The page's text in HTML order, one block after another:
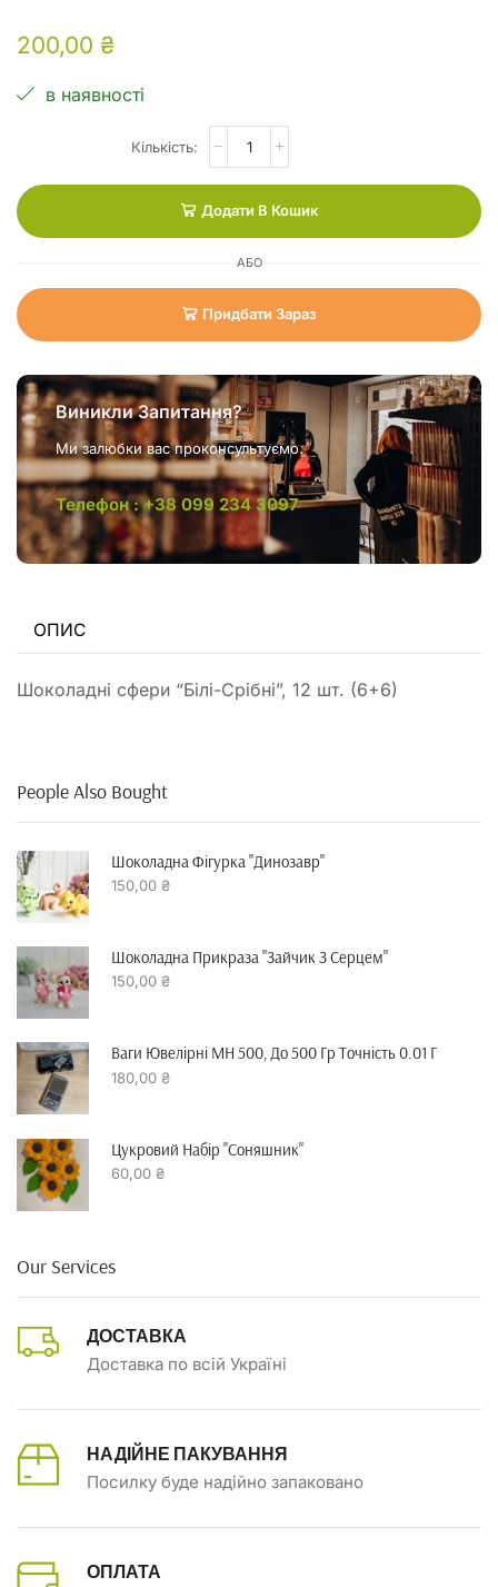
200,00 ₴
в наявності
Додати В Кошик
АБО
Придбати Зараз
Виникли Запитання?
Ми залюбки вас проконсультуємо.
Телефон : +38 099 234 3097
ОПИС
Шоколадні сфери “Білі-Срібні”, 12 шт. (6+6)
People Also Bought
Шоколадна Фігурка "динозавр"
150,00 ₴
Шоколадна Прикраза "зайчик З Серцем"
150,00 ₴
Ваги Ювелірні MH 500, До 500 Гр Точність 0.01 Г
180,00 ₴
Цукровий Набір "Соняшник"
60,00 ₴
Our Services
ДОСТАВКА
Доставка по всій Україні
НАДІЙНЕ ПАКУВАННЯ
Посилку буде надійно запаковано
ОПЛАТА